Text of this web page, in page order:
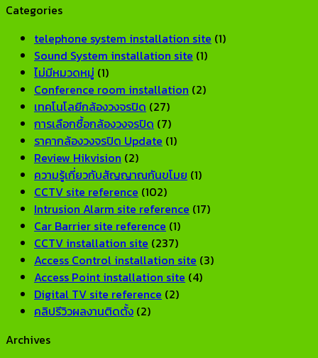
และ
ออฟฟิศ
[2026]
ขนาด
ใหญ่
[2026]
รีวิว
จาก
การ
ใช้
งาน
จริง
[2026]
ยี่ห้อ
ไหน
ดี?
แนะนำ
แบรนด์
ที่
ทน
และ
เชื่อ
ถือ
ได้
ปี
2026
Categories
telephone system installation site (1)
Sound System installation site (1)
ไม่มีหมวดหมู่ (1)
Conference room installation (2)
เทคโนโลยีกล้องวงจรปิด (27)
การเลือกซื้อกล้องวงจรปิด (7)
ราคากล้องวงจรปิด Update (1)
Review Hikvision (2)
ความรู้เกี่ยวกับสัญญาณกันขโมย (1)
CCTV site reference (102)
Intrusion Alarm site reference (17)
Car Barrier site reference (1)
CCTV installation site (237)
Access Control installation site (3)
Access Point installation site (4)
Digital TV site reference (2)
คลิปรีวิวผลงานติดตั้ง (2)
Archives